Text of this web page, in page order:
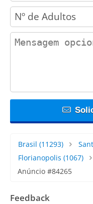
adults
contact_message
Brasil (11293)
Florianopolis (1067)
Anúncio #84265
Feedback